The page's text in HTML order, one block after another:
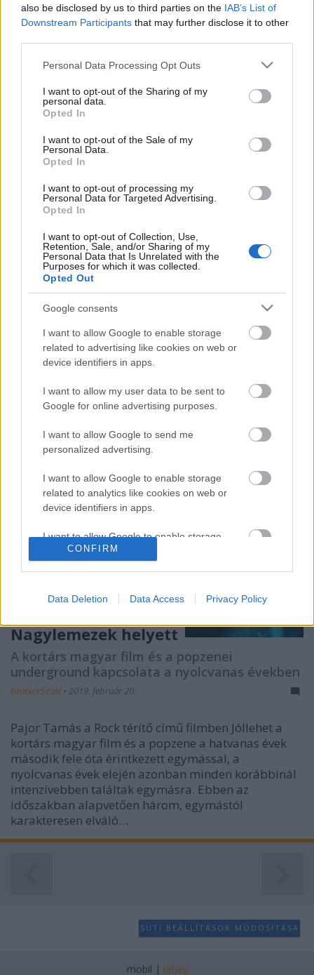
also be disclosed by us to third parties on the IAB’s List of
Downstream Participants that may further disclose it to other
Please note that this website/app uses one or more Google
not limited to your visit or usage behaviour. You may click to
grant or deny consent to Google and its third-party tags to
use your data for below specified purposes in below Google
consent section.
Personal Data Processing Opt Outs
I want to opt-out of the Sharing of my
personal data.
Opted In
I want to opt-out of the Sale of my
Personal Data.
Opted In
I want to opt-out of processing my
Personal Data for Targeted Advertising.
Opted In
I want to opt-out of Collection, Use,
Retention, Sale, and/or Sharing of my
Personal Data that Is Unrelated with the
Purposes for which it was collected.
Opted Out
Google consents
I want to allow Google to enable storage
related to advertising like cookies on web or
device identifiers in apps.
I want to allow my user data to be sent to
Google for online advertising purposes.
I want to allow Google to send me
personalized advertising.
I want to allow Google to enable storage
related to analytics like cookies on web or
device identifiers in apps.
I want to allow Google to enable storage
related to functionality of the website or app.
related to personalization.
I want to allow Google to enable storage
related to security, including authentication
functionality and fraud prevention, and other
user protection.
CONFIRM
Data Deletion Data Access Privacy Policy
A falak leomlanak
A rendszerváltás és a könnyűzene
(konferencia)
beatkorSzaki
A konferencián és az azt követő Azok a régi csibészek
Extra beszélgetésen való részvétel ingyenes, de
regisztrációhoz kötött. Regisztrálni az alábbi űrlap
kitöltésével lehet:
https://forms.gle/r8MrVbwL2uRrf2yN6
Nagylemezek helyett
A kortárs magyar film és a popzenei
underground kapcsolata a nyolcvanas években
beatkorSzaki • 2019. február 20.
Pajor Tamás a Rock térítő című filmben Jóllehet a
kortárs magyar film és a popzene a hatvanas évek
második fele óta érintkezett egymással, a
nyolcvanas évek elején azonban minden korábbinál
intenzívebben találtak egymásra. Ebben az
időszakban alapvetően három, egymástól
karakteresen elváló…
SÜTI BEÁLLÍTÁSOK MÓDOSÍTÁSA
mobil | teljes